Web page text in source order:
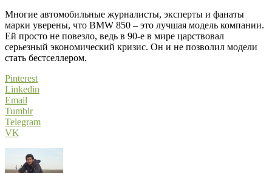
Многие автомобильные журналисты, эксперты и фанаты
марки уверены, что BMW 850 – это лучшая модель компании.
Ей просто не повезло, ведь в 90-е в мире царствовал
серьезный экономический кризис. Он и не позволил модели
стать бестселлером.
Pinterest
Linkedin
Email
Tumblr
Telegram
VK